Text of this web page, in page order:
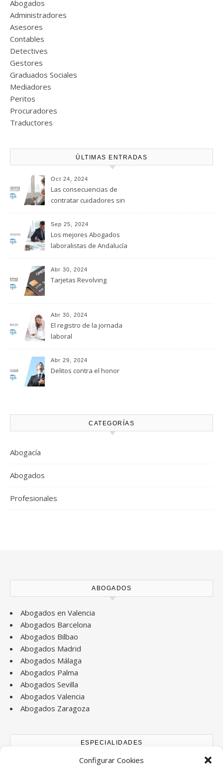
Configurar Cookies
Abogados
Administradores
Asesores
Contables
Detectives
Gestores
Graduados Sociales
Mediadores
Peritos
Procuradores
Traductores
ÚLTIMAS ENTRADAS
Oct 24, 2024
Las consecuencias de
contratar cuidadores sin
laboral
Sep 25, 2024
Los mejores Abogados
laboralistas de Andalucía
Abr 30, 2024
Tarjetas Revolving
Abr 30, 2024
El registro de la jornada
laboral
Abr 29, 2024
Delitos contra el honor
CATEGORÍAS
Abogacía
Abogados
Profesionales
ABOGADOS
Abogados en Valencia
Abogados Barcelona
Abogados Bilbao
Abogados Madrid
Abogados Málaga
Abogados Palma
Abogados Sevilla
Abogados Valencia
Abogados Zaragoza
ESPECIALIDADES
Abogados Accidentes de tráfico